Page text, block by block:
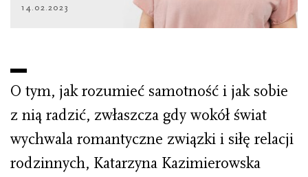
14.02.2023
O tym, jak rozumieć samotność i jak sobie
z nią radzić, zwłaszcza gdy wokół świat
wychwala romantyczne związki i siłę relacji
rodzinnych, Katarzyna Kazimierowska